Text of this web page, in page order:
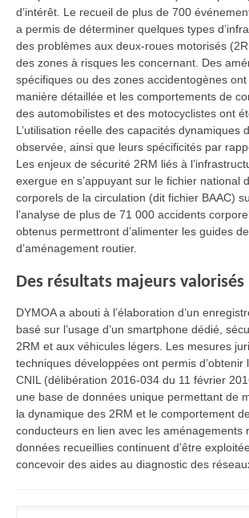
d’intérêt. Le recueil de plus de 700
a permis de déterminer quelques types
des problèmes aux deux-roues motorisés
des zones à risques les concernant. Des
spécifiques ou des zones accidentogènes
manière détaillée et les comportements de
des automobilistes et des motocyclistes ont
L’utilisation réelle des capacités dynamiques
observée, ainsi que leurs spécificités par
Les enjeux de sécurité 2RM liés à
exergue en s’appuyant sur le fichier national
corporels de la circulation (dit fichier BAAC)
l’analyse de plus de 71 000 accidents
obtenus permettront d’alimenter les guides
d’aménagement routier.
Des résultats majeurs valorisés
DYMOA a abouti à l’élaboration d’un
basé sur l’usage d’un smartphone dédié,
2RM et aux véhicules légers. Les mesures
techniques développées ont permis d’obtenir
CNIL (délibération 2016-034 du 11 février
une base de données unique permettant de
la dynamique des 2RM et le comportement
conducteurs en lien avec les aménagements
données recueillies continuent d’être
concevoir des aides au diagnostic des